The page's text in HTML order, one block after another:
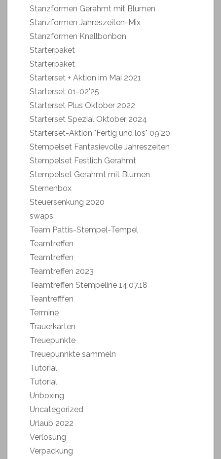
Stanzformen Gerahmt mit Blumen
Stanzformen Jahreszeiten-Mix
Stanzformen Knallbonbon
Starterpaket
Starterpaket
Starterset + Aktion im Mai 2021
Starterset 01-02'25
Starterset Plus Oktober 2022
Starterset Spezial Oktober 2024
Starterset-Aktion "Fertig und los" 09'20
Stempelset Fantasievolle Jahreszeiten
Stempelset Festlich Gerahmt
Stempelset Gerahmt mit Blumen
Sternenbox
Steuersenkung 2020
swaps
Team Pattis-Stempel-Tempel
Teamtreffen
Teamtreffen
Teamtreffen 2023
Teamtreffen Stempeline 14.07.18
Teantrefffen
Termine
Trauerkarten
Treuepunkte
Treuepunnkte sammeln
Tutorial
Tutorial
Unboxing
Uncategorized
Urlaub 2022
Verlosung
Verpackung